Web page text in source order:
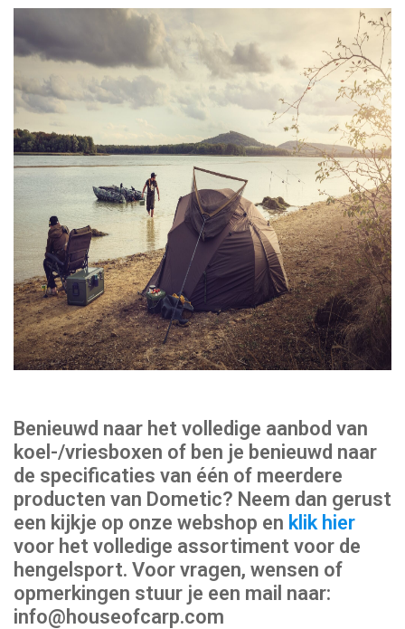
Benieuwd naar het volledige aanbod van
koel-/vriesboxen of ben je benieuwd naar
de specificaties van één of meerdere
producten van Dometic? Neem dan gerust
een kijkje op onze webshop en klik hier
voor het volledige assortiment voor de
hengelsport. Voor vragen, wensen of
opmerkingen stuur je een mail naar:
info@houseofcarp.com